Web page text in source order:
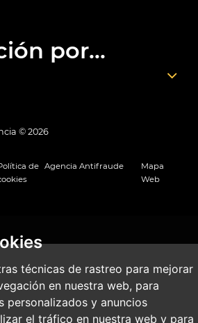
técnicas de rastreo para mejorar
en nuestra web, para
personalizados y anuncios
el tráfico en nuestra web y para
por...
© 2026
de Agencia Antifraude
Mapa
Web